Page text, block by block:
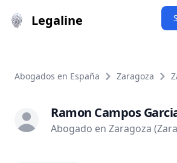
Legaline
Abogados en España Zaragoza
Ramon Campos
Abogado en Zaragoza